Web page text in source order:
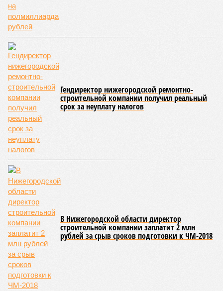
Гендиректор нижегородской ремонтно-
строительной компании получил реальный
срок за неуплату налогов
В Нижегородской области директор
строительной компании заплатит 2 млн
рублей за срыв сроков подготовки к ЧМ-2018